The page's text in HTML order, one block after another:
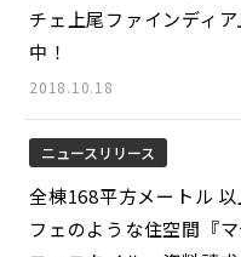
チェ上尾ファインディ
中！
2018.10.18
ニュースリリース
全棟168平方メートル
フェのような住空間『